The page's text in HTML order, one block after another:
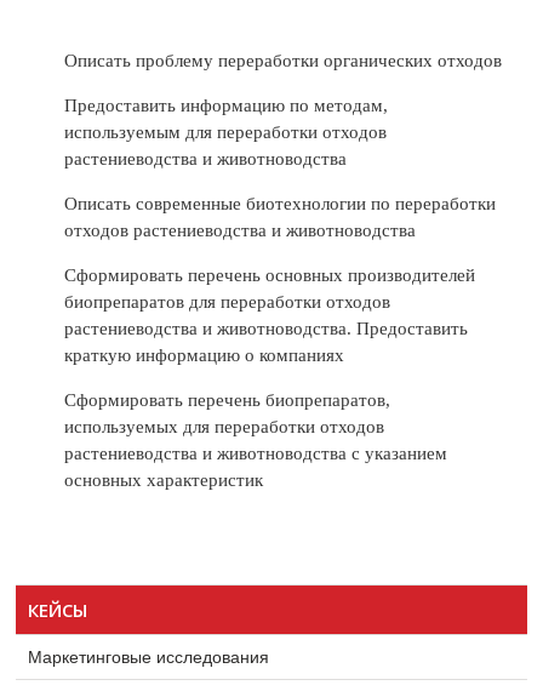
Описать проблему переработки органических отходов
Предоставить информацию по методам,
используемым для переработки отходов
растениеводства и животноводства
Описать современные биотехнологии по переработки
отходов растениеводства и животноводства
Сформировать перечень основных производителей
биопрепаратов для переработки отходов
растениеводства и животноводства. Предоставить
краткую информацию о компаниях
Сформировать перечень биопрепаратов,
используемых для переработки отходов
растениеводства и животноводства с указанием
основных характеристик
КЕЙСЫ
Маркетинговые исследования